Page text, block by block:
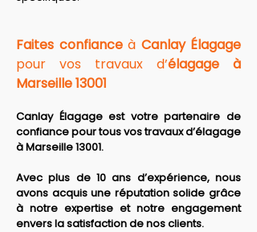
Faites confiance à Canlay Élagage
pour vos travaux d’élagage à
Marseille 13001
Canlay Élagage est votre partenaire de
confiance pour tous vos travaux d’élagage
à Marseille 13001.
Avec plus de 10 ans d’expérience, nous
avons acquis une réputation solide grâce
à notre expertise et notre engagement
envers la satisfaction de nos clients.